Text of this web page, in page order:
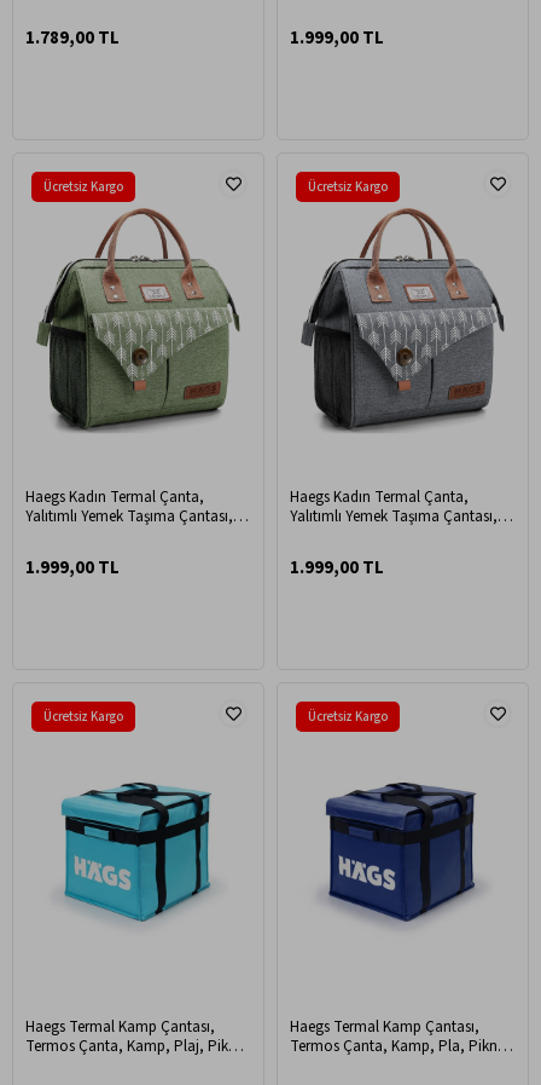
1.789,00 TL 1.999,00 TL
Haegs Kadın Termal Çanta,
Yalıtımlı Yemek Taşıma Çantası,
1.999,00 TL
Ücretsiz Kargo
Haegs Kadın Termal Çanta,
Yalıtımlı Yemek Taşıma Çantası,
1.999,00 TL
Ücretsiz Kargo
Haegs Termal Kamp Çantası,
Termos Çanta, Kamp, Plaj, Piknik
Ücretsiz Kargo
Haegs Termal Kamp Çantası,
Termos Çanta, Kamp, Pla, Piknik
Ücretsiz Kargo